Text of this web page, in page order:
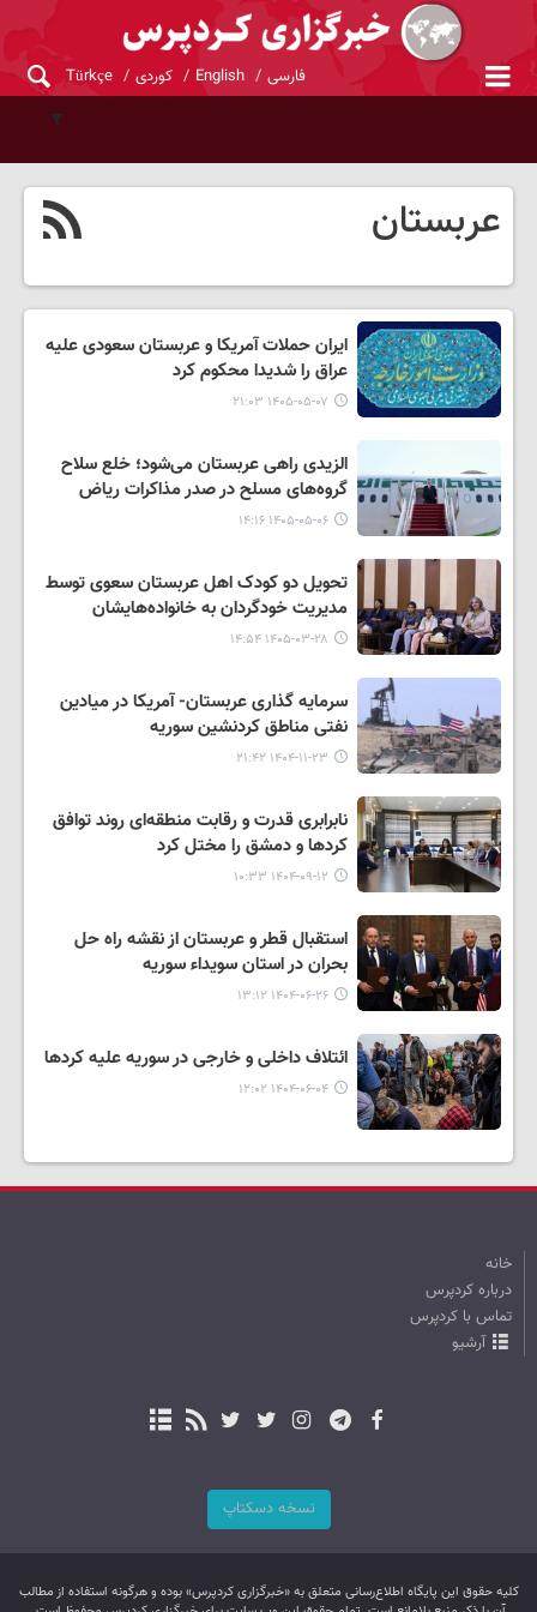
فارسی English کوردی Türkçe
عربستان
ایران حملات آمریکا و عربستان سعودی علیه
عراق را شدیدا محکوم کرد
۱۴۰۵-۰۵-۰۷ ۲۱:۰۳
الزیدی راهی عربستان می‌شود؛ خلع سلاح
گروه‌های مسلح در صدر مذاکرات ریاض
۱۴۰۵-۰۵-۰۶ ۱۴:۱۶
تحویل دو کودک اهل عربستان سعوی توسط
مدیریت خودگردان به خانواده‌هایشان
۱۴۰۵-۰۳-۲۸ ۱۴:۵۴
سرمایه گذاری عربستان- آمریکا در میادین
نفتی مناطق کردنشین سوریه
۱۴۰۴-۱۱-۲۳ ۲۱:۴۲
نابرابری قدرت و رقابت منطقه‌ای روند توافق
کردها و دمشق را مختل کرد
۱۴۰۴-۰۹-۱۲ ۱۰:۳۳
استقبال قطر و عربستان از نقشه راه حل
بحران در استان سویداء سوریه
۱۴۰۴-۰۶-۲۶ ۱۳:۱۲
ائتلاف داخلی و خارجی در سوریه علیه کردها
۱۴۰۴-۰۶-۰۴ ۱۲:۰۲
خانه
درباره کردپرس
تماس با کردپرس
آرشیو
نسخه دسکتاپ
کليه حقوق اين پایگاه اطلاع‌رسانی متعلق به «خبرگزاری کردپرس» بوده و هرگونه استفاده از مطالب